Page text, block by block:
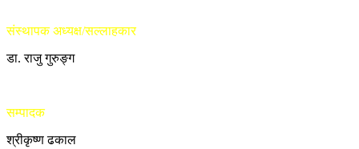
संस्थापक अध्यक्ष/सल्लाहकार
डा. राजु गुरुङ्ग
सम्पादक
श्रीकृष्ण ढकाल